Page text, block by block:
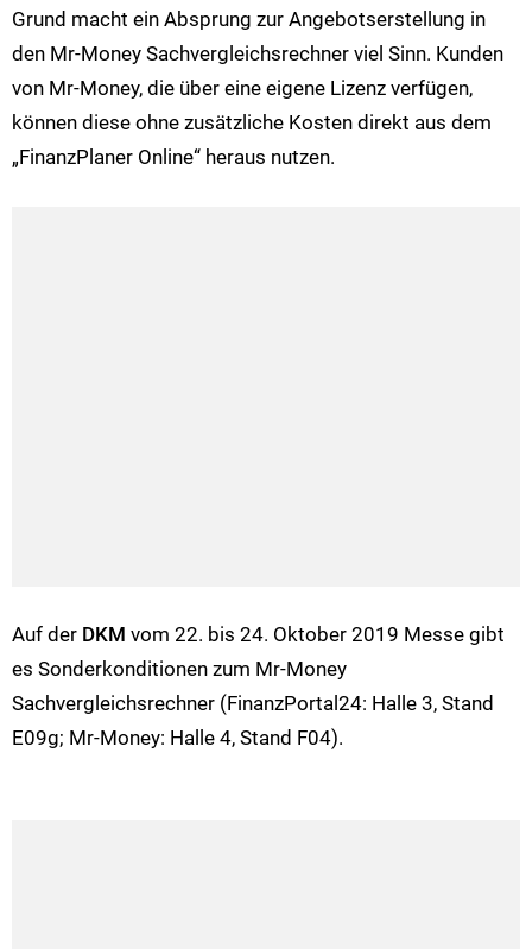
Grund macht ein Absprung zur Angebotserstellung in
den Mr-Money Sachvergleichsrechner viel Sinn. Kunden
von Mr-Money, die über eine eigene Lizenz verfügen,
können diese ohne zusätzliche Kosten direkt aus dem
„FinanzPlaner Online“ heraus nutzen.
Auf der DKM vom 22. bis 24. Oktober 2019 Messe gibt
es Sonderkonditionen zum Mr-Money
Sachvergleichsrechner (FinanzPortal24: Halle 3, Stand
E09g; Mr-Money: Halle 4, Stand F04).